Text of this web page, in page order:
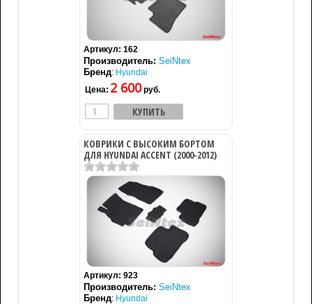
Артикул: 162
Производитель: SeiNtex
Бренд: Hyundai
Цена: 2 600руб.
КОВРИКИ С ВЫСОКИМ БОРТОМ
ДЛЯ HYUNDAI ACCENT (2000-2012)
Артикул: 923
Производитель: SeiNtex
Бренд: Hyundai